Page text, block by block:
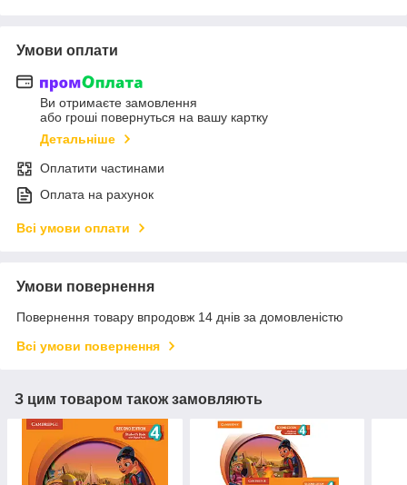
Умови оплати
Ви отримаєте замовлення
або гроші повернуться на вашу картку
Детальніше
Оплатити частинами
Оплата на рахунок
Всі умови оплати
Умови повернення
Повернення товару впродовж 14 днів за домовленістю
Всі умови повернення
З цим товаром також замовляють